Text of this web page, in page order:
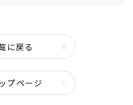
に戻る
プページ